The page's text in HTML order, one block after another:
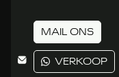
MAIL ONS
VERKOOP